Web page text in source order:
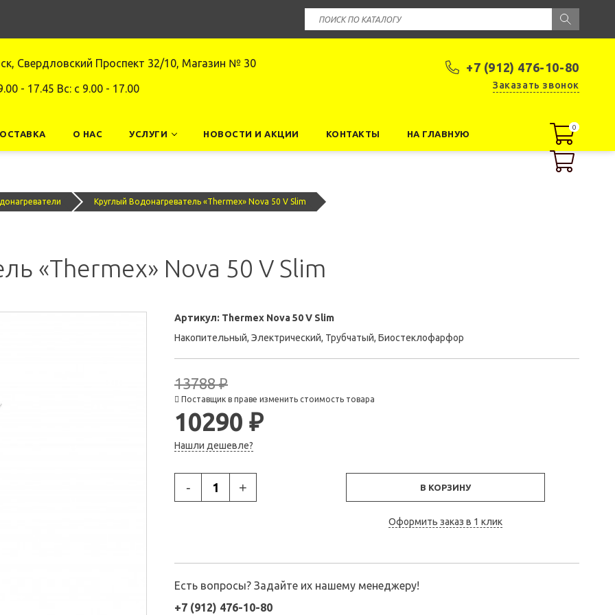
+7 (912) 476-10-80
Заказать звонок
Свердловский Проспект 32/10, Магазин № 30
- 17.45 Вс: c 9.00 - 17.00
О НАС УСЛУГИ НОВОСТИ И АКЦИИ КОНТАКТЫ НА ГЛАВНУЮ
0
0
Круглый Водонагреватель «Thermex» Nova 50 V Slim
«Thermex» Nova 50 V Slim
Артикул: Thermex Nova 50 V Slim
Накопительный, Электрический, Трубчатый, Биостеклофарфор
13788 ₽
Поставщик в праве изменить стоимость товара
10290 ₽
Нашли дешевле?
- + В КОРЗИНУ
Оформить заказ в 1 клик
Есть вопросы? Задайте их нашему менеджеру!
+7 (912) 476-10-80